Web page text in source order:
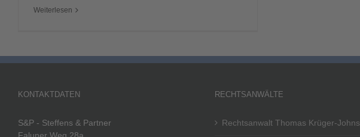
Weiterlesen
KONTAKTDATEN
S&P - Steffens & Partner
Faluner Weg 28a
RECHTSANWÄLTE
Rechtsanwalt Thomas Krüger-Johns